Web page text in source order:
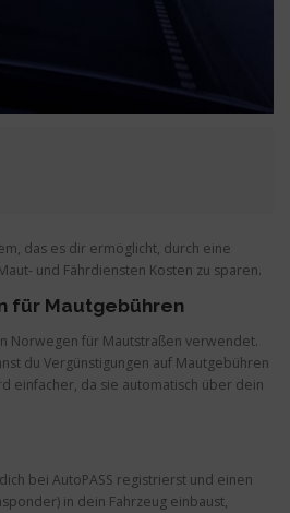
das es dir ermöglicht, durch eine
und Fährdiensten Kosten zu sparen.
für Mautgebühren
Norwegen für Mautstraßen verwendet.
du Vergünstigungen auf Mautgebühren
einfacher, da sie automatisch über dein
bei AutoPASS registrierst und einen
in dein Fahrzeug einbaust,